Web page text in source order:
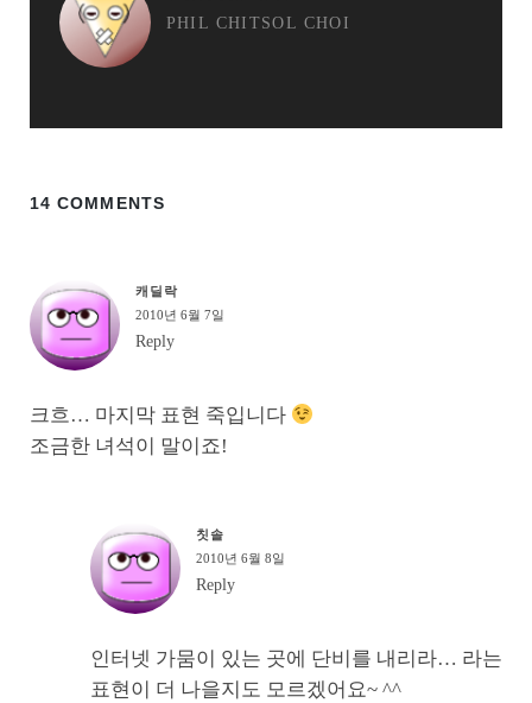
PHIL CHITSOL CHOI
14 COMMENTS
캐딜락
2010년 6월 7일
Reply
크흐… 마지막 표현 죽입니다
조금한 녀석이 말이죠!
칫솔
2010년 6월 8일
Reply
인터넷 가뭄이 있는 곳에 단비를 내리라… 라는
표현이 더 나을지도 모르겠어요~ ^^